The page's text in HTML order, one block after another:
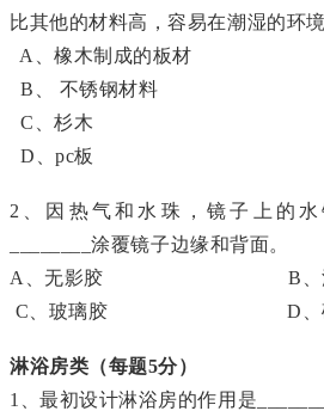
比其他的材料高，容易在潮湿的环
A、橡木制成的板材
B、 不锈钢材料
C、杉木
D、pc板
2、因热气和水珠，镜子上的
________涂覆镜子边缘和背面。
A、无影胶 B、
C、玻璃胶 D、
淋浴房类（每题5分）
1、最初设计淋浴房的作用是